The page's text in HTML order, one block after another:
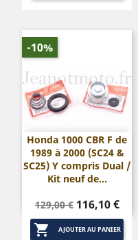
Honda 1000 CBR F de
1989 à 2000 (SC24 &
SC25) Y compris Dual /
Kit neuf de...
Prix
de
base
129,00 € Prix
116,10 €
 AJOUTER AU PANIER
-10%